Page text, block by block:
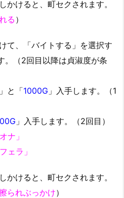
かけると、町セクされます。
る ）
て、「バイトする」を選択す
。（2回目以降は貞淑度が条
」と「1000G 」入手します。（1
」入手します。（2回目）
ナ」
ェラ」
かけると、町セクされます。
られぶっかけ）